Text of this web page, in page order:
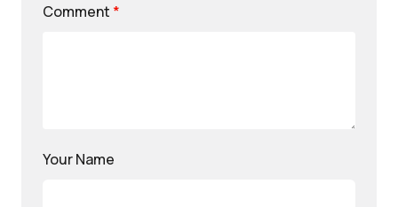
Comment *
Your Name